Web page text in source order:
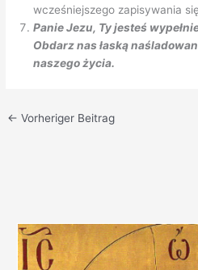
wcześniejszego zapisywania
Panie Jezu, Ty jesteś
Obdarz nas łaską
naszego życia.
← Vorheriger Beitrag